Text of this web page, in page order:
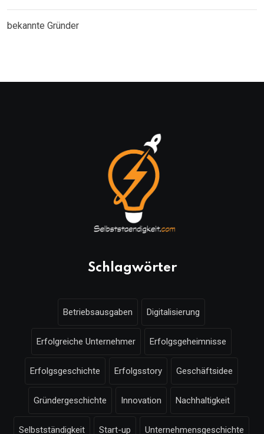
bekannte Gründer
Schlagwörter
Betriebsausgaben Digitalisierung
Erfolgreiche Unternehmer Erfolgsgeheimnisse
Erfolgsgeschichte Erfolgsstory Geschäftsidee
Gründergeschichte Innovation Nachhaltigkeit
Selbstständigkeit Start-up Unternehmensgeschichte